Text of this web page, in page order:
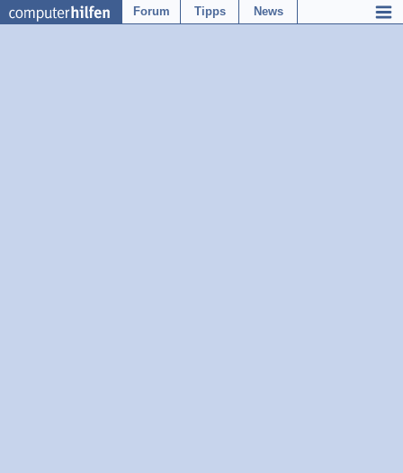
Forum Tipps News